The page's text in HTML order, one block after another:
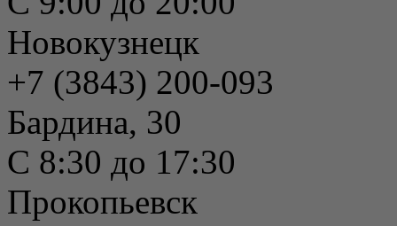
Новокузнецк
+7 (3843) 200-093
Бардина, 30
С 8:30 до 17:30
Прокопьевск